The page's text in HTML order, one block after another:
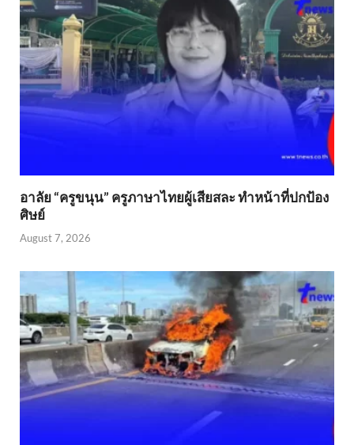
อาลัย “ครูขนุน” ครูภาษาไทยผู้เสียสละ ทำหน้าที่ปกป้อง
ศิษย์
August 7, 2026